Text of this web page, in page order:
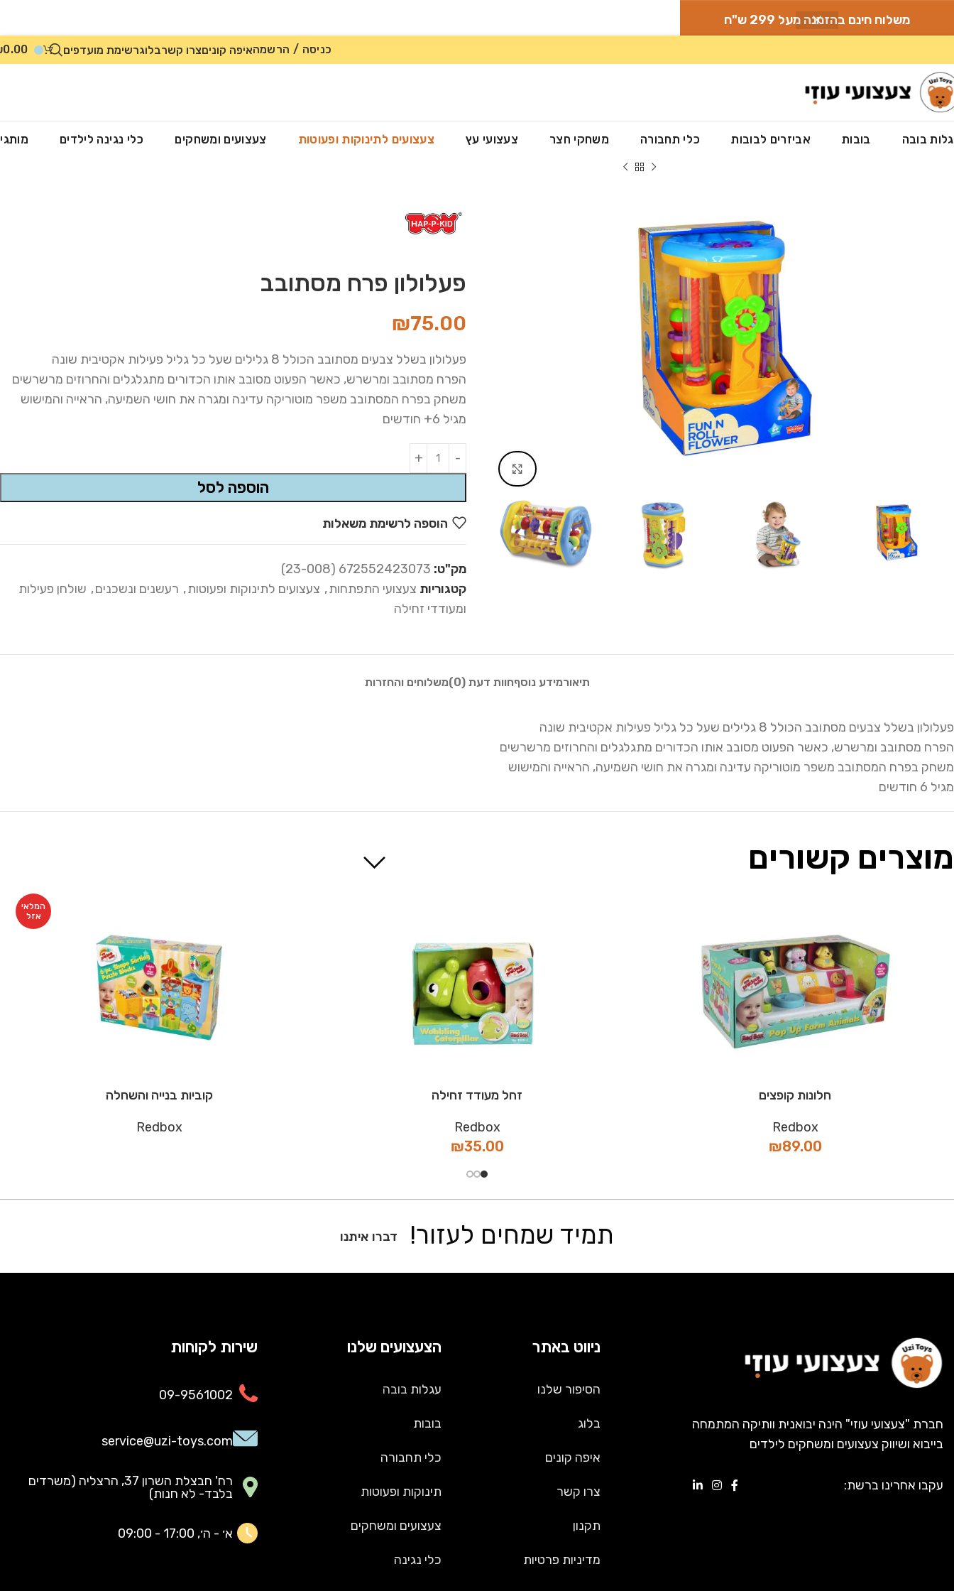
משלוח חינם בהזמנה מעל 299 ש"ח
כניסה / הרשמהאיפה קוניםצרו קשרבלוגרשימת מועדפים 0.00
בובה בובות אביזרים לבובות כלי תחבורה משחקי חצר צעצועי עץ צעצועים לתינוקות ופעוטות צעצועים ומשחקים כלי נגינה לילדים
Click to enlarge
פעלולון פרח מסתובב
₪75.00
פעלולון בשלל צבעים מסתובב הכולל 8 גלילים שעל כל גליל פעילות אקטיבית שונה
הפרח מסתובב ומרשרש, כאשר הפעוט מסובב אותו הכדורים מתגלגלים והחרוזים מרשרשים
משחק בפרח המסתובב משפר מוטוריקה עדינה ומגרה את חושי השמיעה, הראייה והמישוש
מגיל 6+ חודשים
הוספה לסל
Alternative:
הוספה לרשימת משאלות
מק"ט: 672552423073 (23-008)
קטגוריות צעצועי התפתחות, צעצועים לתינוקות ופעוטות, רעשנים ונשכנים, שולחן פעילות
ומעודדי זחילה
תיאורמידע נוסףחוות דעת (0) משלוחים והחזרות
פעלולון בשלל צבעים מסתובב הכולל 8 גלילים שעל כל גליל פעילות אקטיבית שונה
הפרח מסתובב ומרשרש, כאשר הפעוט מסובב אותו הכדורים מתגלגלים והחרוזים מרשרשים
משחק בפרח המסתובב משפר מוטוריקה עדינה ומגרה את חושי השמיעה, הראייה והמישוש
מגיל 6 חודשים
מוצרים קשורים
חלונות קופצים
Redbox
₪89.00
זחל מעודד זחילה
Redbox
₪35.00
המלאי
אזל
קוביות בנייה והשחלה
Redbox
תמיד שמחים לעזור! דברו איתנו
חברת "צעצועי עוזי" הינה יבואנית וותיקה המתמחה
בייבוא ושיווק צעצועים ומשחקים לילדים
עקבו אחרינו ברשת:
ניווט באתר
הסיפור שלנו
בלוג
איפה קונים
צרו קשר
תקנון
מדיניות פרטיות
הצעצועים שלנו
עגלות בובה
בובות
כלי תחבורה
תינוקות ופעוטות
צעצועים ומשחקים
כלי נגינה
שירות לקוחות
09-9561002
service@uzi-toys.com
רח' חבצלת השרון 37, הרצליה (משרדים
בלבד- לא חנות)
א׳ - ה׳, 17:00 - 09:00